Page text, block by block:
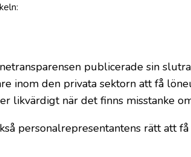
:
publicerade sin
inom den privata sektorn att få
likvärdigt när det finns misstanke
personalrepresentantens rätt att